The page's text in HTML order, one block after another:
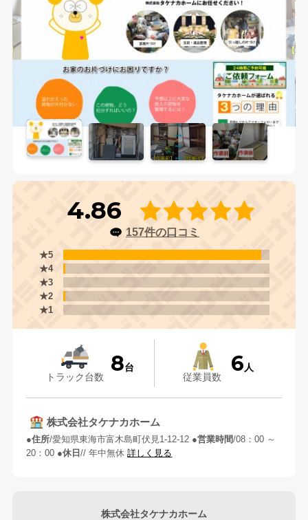
4.86
157件の口コミ
★5
★4
★3
★2
★1
トラック台数
8台
従業員数
6 人
株式会社タケナカホーム
住所 愛知県東海市富木島町伏見1-12-12 営業時間 08：00 ～
20：00
休日 / 年中無休 詳しく見る
株式会社タケナカホーム